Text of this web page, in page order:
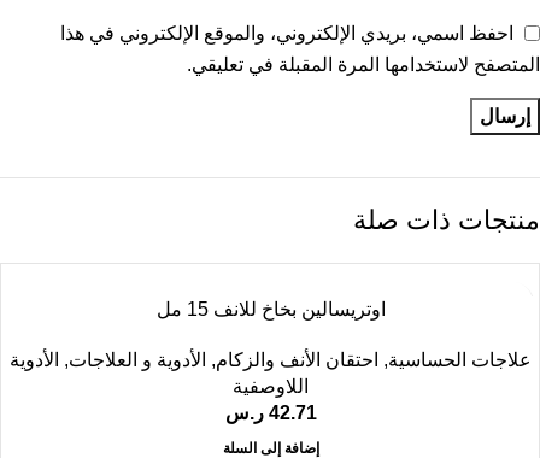
احفظ اسمي، بريدي الإلكتروني، والموقع الإلكتروني في هذا
المتصفح لاستخدامها المرة المقبلة في تعليقي.
منتجات ذات صلة
اوتريسالين بخاخ للانف 15 مل
علاجات الحساسية, احتقان الأنف والزكام, الأدوية و العلاجات, الأدوية
اللاوصفية
42.71 ر.س
إضافة إلى السلة